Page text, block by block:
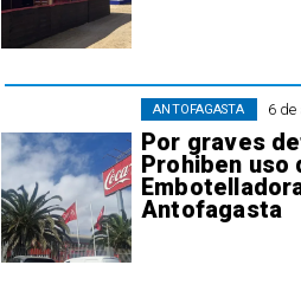
6
Por graves
Prohiben uso
Antofagasta
ANTOFAGASTA